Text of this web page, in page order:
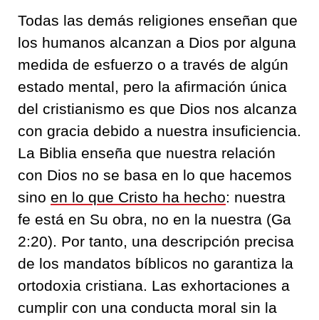
Todas las demás religiones enseñan que
los humanos alcanzan a Dios por alguna
medida de esfuerzo o a través de algún
estado mental, pero la afirmación única
del cristianismo es que Dios nos alcanza
con gracia debido a nuestra insuficiencia.
La Biblia enseña que nuestra relación
con Dios no se basa en lo que hacemos
sino en lo que Cristo ha hecho: nuestra
fe está en Su obra, no en la nuestra (Ga
2:20). Por tanto, una descripción precisa
de los mandatos bíblicos no garantiza la
ortodoxia cristiana. Las exhortaciones a
cumplir con una conducta moral sin la